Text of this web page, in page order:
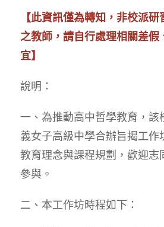
【此資訊僅為轉知，非校派
之教師，請自行處理相關差假
宜】
說明：
一、為推動高中哲學教育，該
義女子高級中學合辦旨揭工作
教育理念與課程規劃，歡迎志
參與。
二、本工作坊時程如下：